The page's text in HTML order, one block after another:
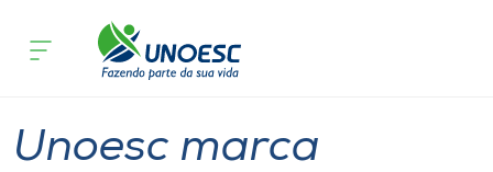
Cursos
Notícia de evento
Unoesc marca